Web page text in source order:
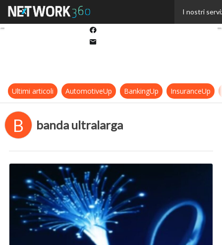
I nostri
Ultimi articoli AutomotiveUp BankingUp InsuranceUp
B banda ultralarga